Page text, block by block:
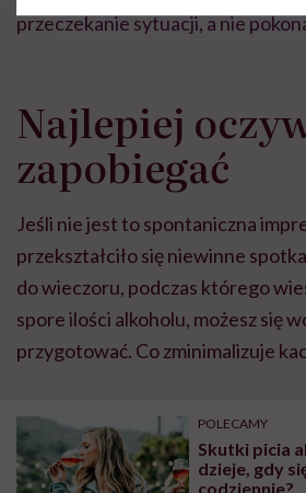
przeczekanie sytuacji, a nie
Najlepiej
zapobiegać
Jeśli nie jest to spontaniczna
przekształciło się niewinne
do wieczoru, podczas którego
spore ilości alkoholu, możesz się
przygotować. Co zminimalizuje
POLECAMY
Skutki picia
dzieje, gdy
codziennie?